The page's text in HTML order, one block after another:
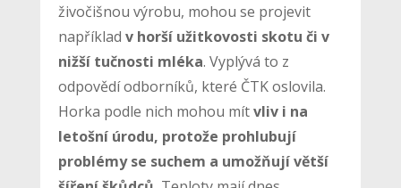
živočišnou výrobu, mohou se projevit
například v horší užitkovosti skotu či v
nižší tučnosti mléka. Vyplývá to z
odpovědí odborníků, které ČTK oslovila.
Horka podle nich mohou mítvliv i na
letošní úrodu, protože prohlubují
problémy se suchem a umožňují větší